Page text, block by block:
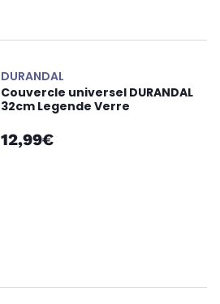
DURANDAL
Couvercle universel DURANDAL
32cm Legende Verre
12,99€